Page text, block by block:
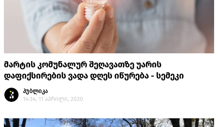
მარტის კომუნალურ შეღავათზე უარის
დაფიქსირების ვადა დღეს იწურება - სემეკი
პუბლიკა
14:34, 11 აპრილი, 2020